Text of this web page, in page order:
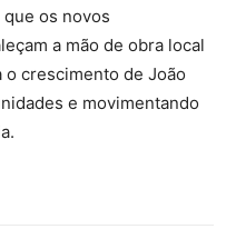
os novos
a mão de obra local
crescimento de João
e movimentando